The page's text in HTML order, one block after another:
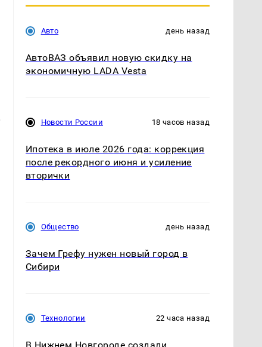
Авто день назад
АвтоВАЗ объявил новую скидку на
экономичную LADA Vesta
Новости России 18 часов назад
Ипотека в июле 2026 года: коррекция
после рекордного июня и усиление
вторички
Общество день назад
Зачем Грефу нужен новый город в
Сибири
Технологии 22 часа назад